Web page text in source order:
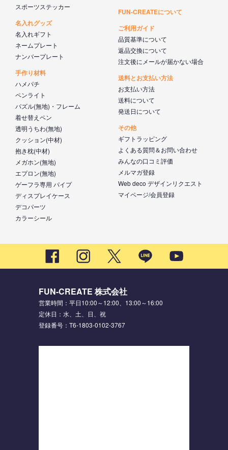
スポーツステッカー
名入れグッズ
名入れギフト
ネームプレート
ナンバープレート
手作り材料
ハメパチ
ペンライト
パズル(無地)・フレーム
着せ替えペン
透明うちわ(無地)
クッション(中材)
抱き枕(中材)
メガホン(無地)
エプロン(無地)
ゲーフラ専用 パイプ
ディスプレイケース
デコパーツ
カラーシール
FUN-CREATEについて
ご利用ガイド
品質基準について
返品交換について
注文後にメールが届かない場合
送料とお支払い方法
お支払い方法
送料について
発送日について
その他
ギフトラッピング
よくある質問＆お問い合わせ
みんなの口コミ評価
メルマガ登録
Web deco デザインリクエスト
マイページ/会員登録
FUN-CREATE 株式会社
営業時間：平日10:00～12:00、13:00～16:00
定休日：水、土、日、祝
登録番号：T6-1803-0102-3767